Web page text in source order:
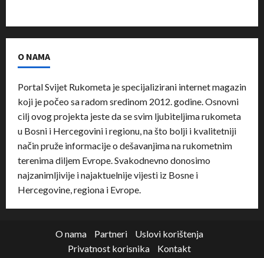
O NAMA
Portal Svijet Rukometa je specijalizirani internet magazin
koji je počeo sa radom sredinom 2012. godine. Osnovni
cilj ovog projekta jeste da se svim ljubiteljima rukometa
u Bosni i Hercegovini i regionu, na što bolji i kvalitetniji
način pruže informacije o dešavanjima na rukometnim
terenima diljem Evrope. Svakodnevno donosimo
najzanimljivije i najaktuelnije vijesti iz Bosne i
Hercegovine, regiona i Evrope.
O nama Partneri
Uslovi korištenja
Privatnost korisnika
Kontakt